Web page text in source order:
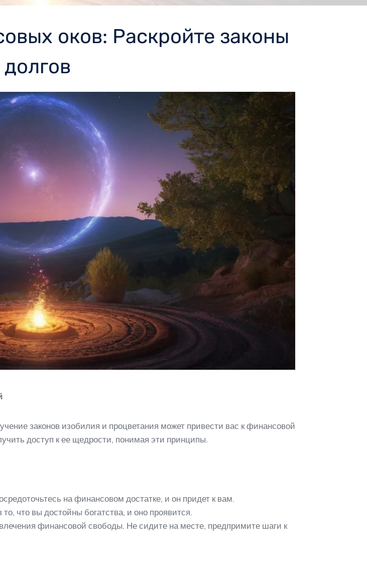
оков: Раскройте законы
законов изобилия и процветания может привести вас к финансовой
доступ к ее щедрости, понимая эти принципы.
на финансовом достатке, и он придет к вам.
то, что вы достойны богатства, и оно проявится.
финансовой свободы. Не сидите на месте, предпримите шаги к